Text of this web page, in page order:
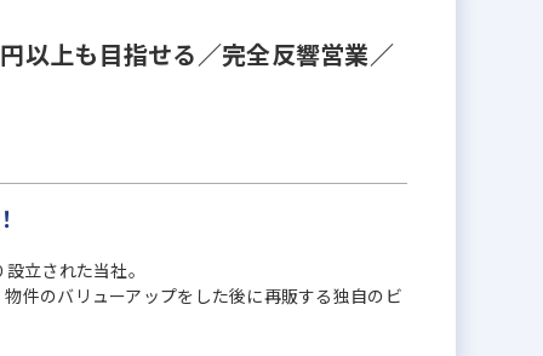
以上も目指せる／完全反響営業／
立された当社。
件のバリューアップをした後に再販する独自のビ